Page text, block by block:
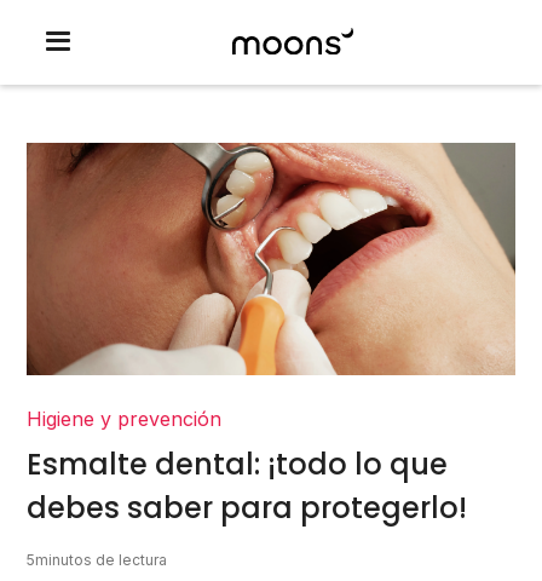
Higiene y prevención
Esmalte dental: ¡todo lo que
debes saber para protegerlo!
5minutos de lectura